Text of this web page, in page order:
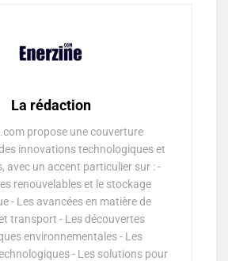
La rédaction
propose une couverture
innovations technologiques et
avec un accent particulier sur : -
renouvelables et le stockage
- Les avancées en matière de
transport - Les découvertes
environnementales - Les
- Les solutions pour